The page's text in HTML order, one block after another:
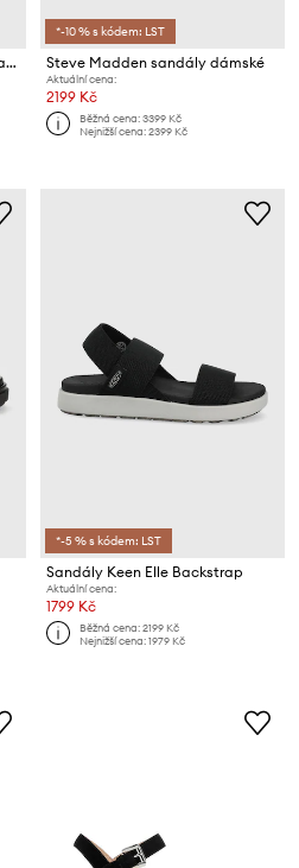
Sandály adidas by Stella McCartney Hika Sandal Canvas
*-10 % s kódem: LST
Steve Madden sandály dámské
Aktuální cena:
2199 Kč
Běžná cena:3399 Kč
Nejnižší cena:2399 Kč
*-5 % s kódem: LST
Sandály Keen Elle Backstrap
Aktuální cena:
1799 Kč
Běžná cena:2199 Kč
Nejnižší cena:1979 Kč